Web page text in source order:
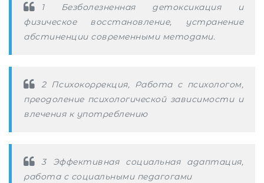
1 Безболезненная детоксикация и
физическое восстановление, устранение
абстиненции современными методами.
2 Психокоррекция, Работа с психологом,
преодоление психологической зависимости и
влечения к употреблению
3 Эффективная социальная адаптация,
работа с социальными педагогами